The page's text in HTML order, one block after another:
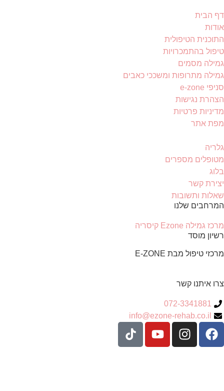
דף הבית
אודות
התוכנית הטיפולית
טיפול בהתמכרויות
גמילה מסמים
גמילה מתרופות ומשככי כאבים
סניפי e-zone
הצהרת נגישות
מדיניות פרטיות
מפת אתר
גלריה
מטופלים מספרים
בלוג
יצירת קשר
שאלות ותשובות
המרחבים שלנו
מרכז גמילה Ezone קיסריה
רשיון מוסד
מרכזי טיפול מבת E-ZONE
צרו איתנו קשר
072-3341881
info@ezone-rehab.co.il